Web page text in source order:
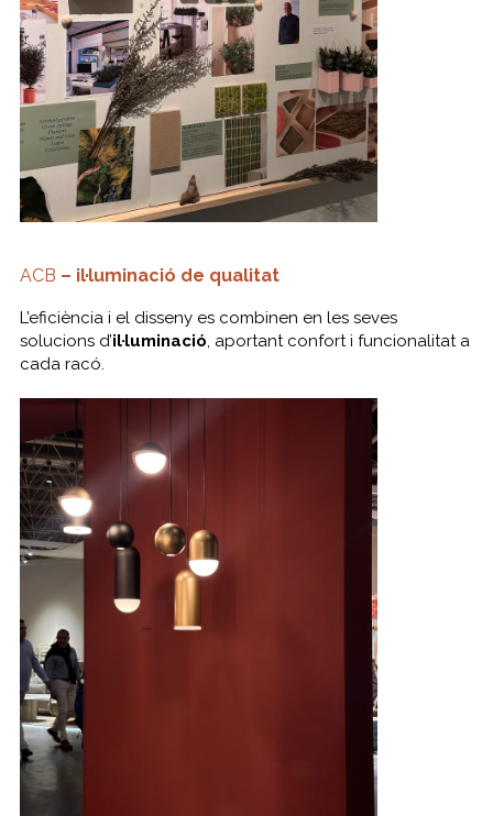
ACB – il·luminació de qualitat
L’eficiència i el disseny es combinen en les seves
solucions d’il·luminació, aportant confort i funcionalitat a
cada racó.